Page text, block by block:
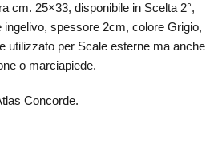
cm. 25×33, disponibile in Scelta 2°,
ingelivo, spessore 2cm, colore Grigio,
utilizzato per Scale esterne ma anche
o marciapiede.
Concorde.